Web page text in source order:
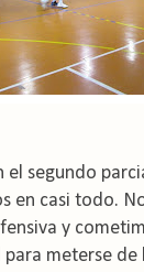
el segundo
en casi todo.
y
meterse